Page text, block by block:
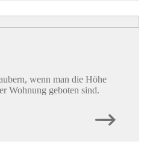
wenn man die Höhe
Wohnung geboten sind.